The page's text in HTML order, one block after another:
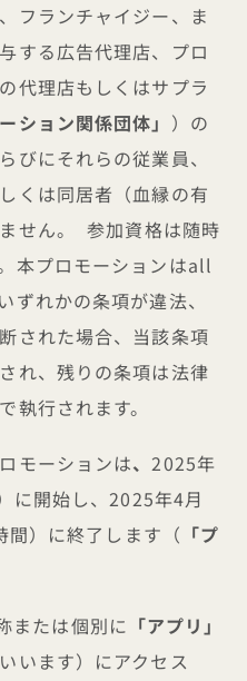
フランチャイジー、ま
する広告代理店、プロ
代理店もしくはサプラ
ション関係団体」 ）の
びにそれらの従業員、
くは同居者（血縁の有
せん。 参加資格は随時
本プロモーションはall
ずれかの条項が違法、
された場合、当該条項
れ、残りの条項は法律
執行されます。
モーションは、 2025年
に開始し、2025年4月
）に終了します（ 「プ
または個別に 「アプリ」
います）にアクセス